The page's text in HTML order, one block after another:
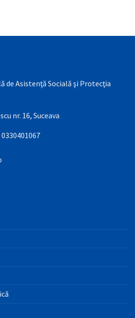
de Asistenţă Socială şi Protecţia
nr. 16, Suceava